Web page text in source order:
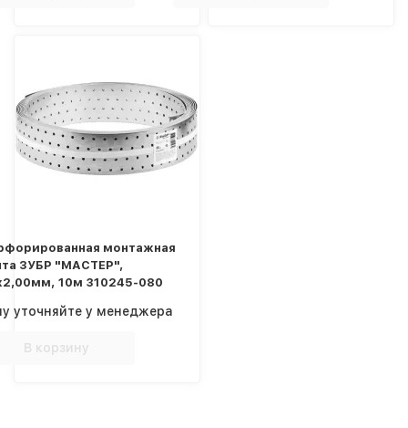
монтажная
ЗУБР "МАСТЕР",
10м 310245-080
уточняйте у менеджера
В корзину